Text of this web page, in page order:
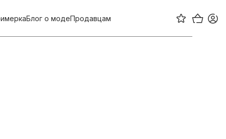
Блог о модеПродавцам